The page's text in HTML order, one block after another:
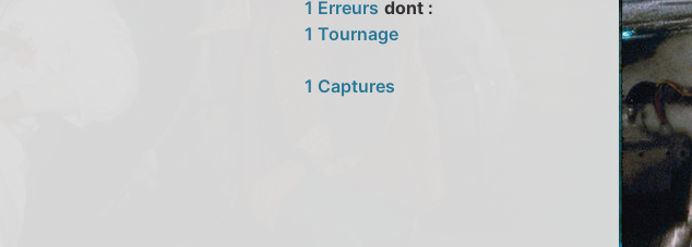
1 Erreurs dont :
1 Tournage
1 Captures